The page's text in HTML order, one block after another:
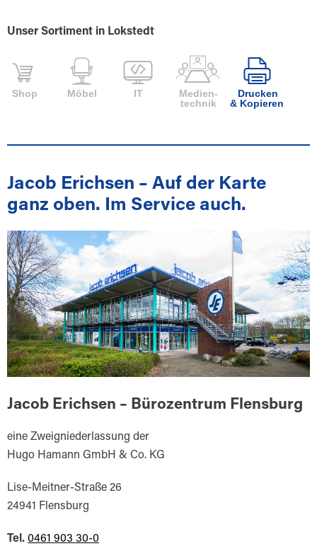
Unser Sortiment in Lokstedt
Drucken
& Kopieren
Medien-
technik
IT
Möbel
Shop
Jacob Erichsen – Auf der Karte
ganz oben. Im Service auch.
Jacob Erichsen – Bürozentrum Flensburg
eine Zweigniederlassung der
Hugo Hamann GmbH & Co. KG
Lise-Meitner-Straße 26
24941 Flensburg
Tel. 0461 903 30-0